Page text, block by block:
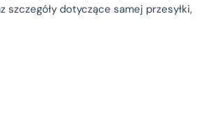
szczegóły dotyczące samej przesyłki,